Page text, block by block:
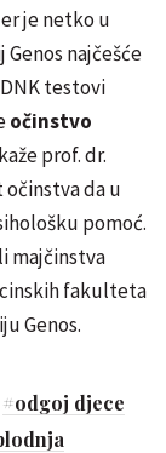
je netko u
najčešće
testovi
očinstvo
prof. dr.
da u
pomoć.
majčinstva
fakulteta
Genos.
#odgoj djece